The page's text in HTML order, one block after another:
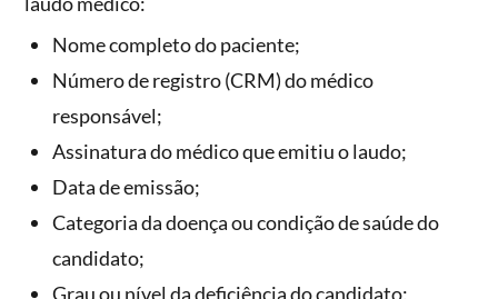
Nome completo do paciente;
Número de registro (CRM) do médico
responsável;
Assinatura do médico que emitiu o laudo;
Data de emissão;
Categoria da doença ou condição de saúde do
candidato;
Grau ou nível da deficiência do candidato;